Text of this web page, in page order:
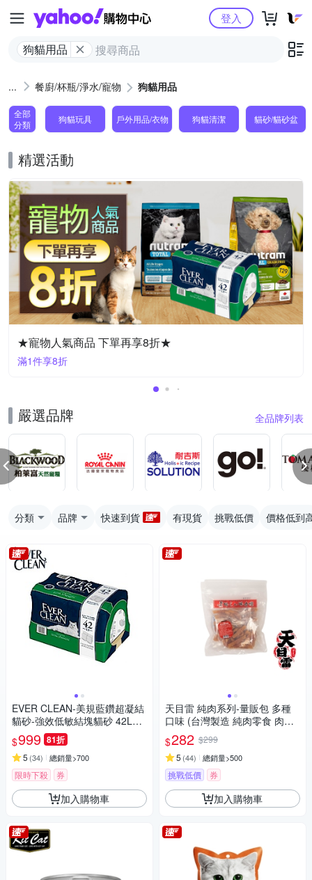
Yahoo購物中心
狗貓用品
登入
餐廚/杯瓶/淨水/寵物 狗貓用品
全部
分類
狗貓玩具 戶外用品/衣物 狗貓清潔 貓砂/貓砂盆
精選活動
★寵物人氣商品 下單再享8折★
滿1件享8折
嚴選品牌 全品牌列表
分類 品牌 快速到貨 有現貨 挑戰低價 價格低到
EVER CLEAN-美規藍鑽超凝結
貓砂-強效低敏結塊貓砂 42LB
(19kg)=綠標★
$999 81折
5 (34) 總銷量>700
限時下殺 券
加入購物車
天目雷 純肉系列-量販包 多種
口味 (台灣製造 純肉零食 肉片
肉乾 潔牙 狗零食)
$282 $299
5 (44) 總銷量>500
挑戰低價 券
加入購物車